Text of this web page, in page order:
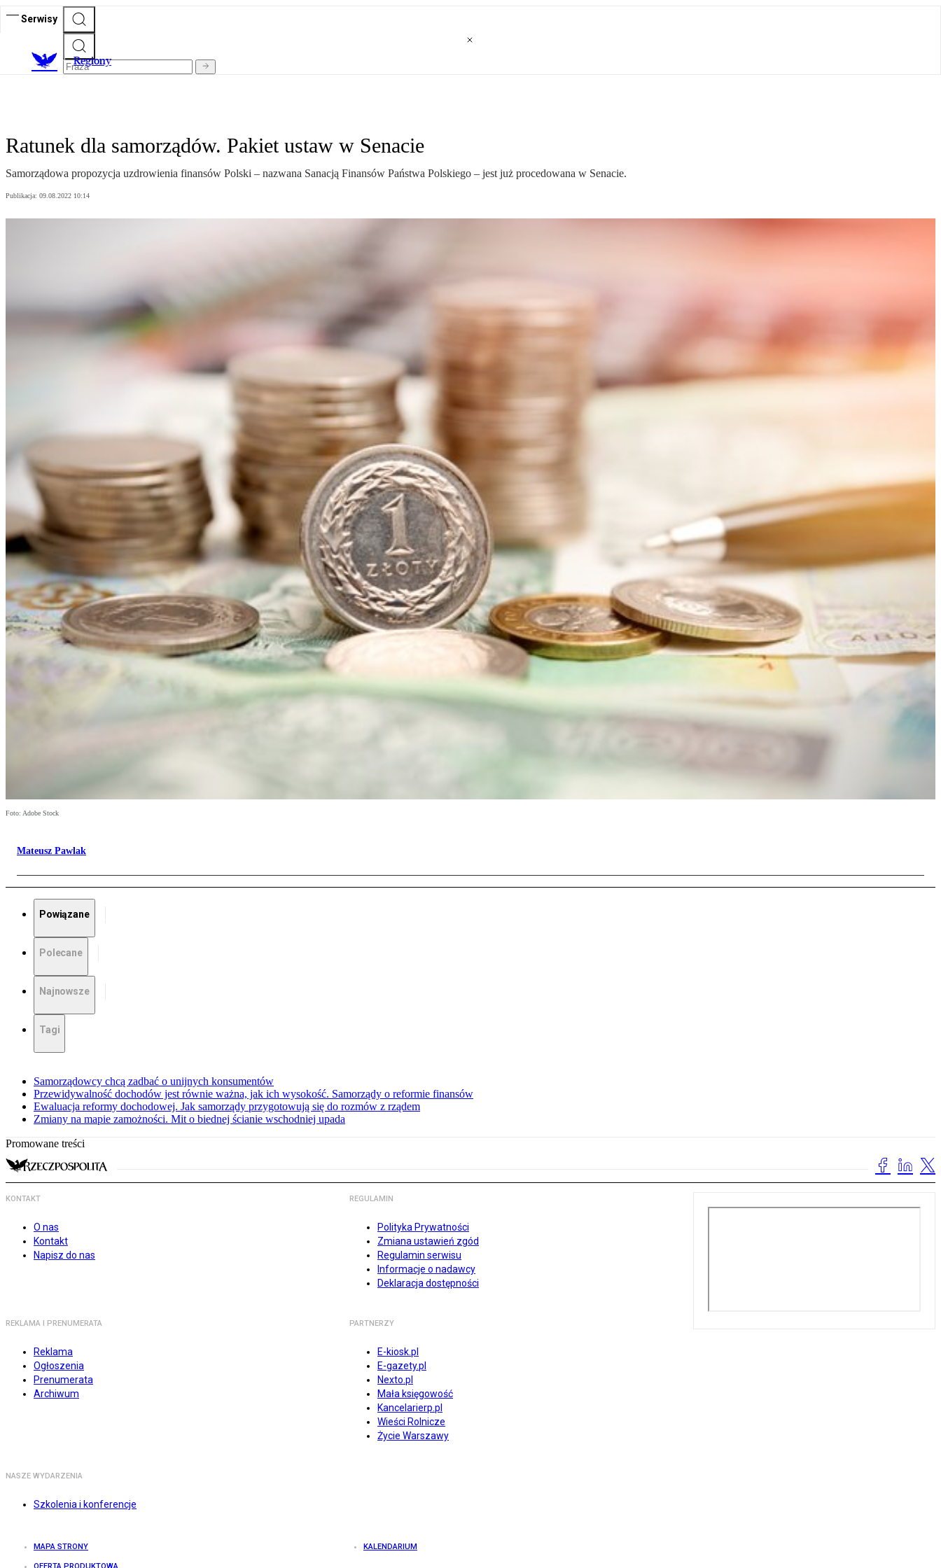
Serwisy
Regiony
Ratunek dla samorządów. Pakiet ustaw w Senacie
Samorządowa propozycja uzdrowienia finansów Polski – nazwana Sanacją Finansów Państwa Polskiego – jest już procedowana w Senacie.
Publikacja: 09.08.2022 10:14
Foto: Adobe Stock
Mateusz Pawlak
Powiązane
Polecane
Najnowsze
Tagi
Samorządowcy chcą zadbać o unijnych konsumentów
Przewidywalność dochodów jest równie ważna, jak ich wysokość. Samorządy o reformie finansów
Ewaluacja reformy dochodowej. Jak samorządy przygotowują się do rozmów z rządem
Zmiany na mapie zamożności. Mit o biednej ścianie wschodniej upada
Promowane treści
KONTAKT
O nas
Kontakt
Napisz do nas
REGULAMIN
Polityka Prywatności
Zmiana ustawień zgód
Regulamin serwisu
Informacje o nadawcy
Deklaracja dostępności
REKLAMA I PRENUMERATA
Reklama
Ogłoszenia
Prenumerata
Archiwum
PARTNERZY
E-kiosk.pl
E-gazety.pl
Nexto.pl
Mała księgowość
Kancelarierp.pl
Wieści Rolnicze
Życie Warszawy
NASZE WYDARZENIA
Szkolenia i konferencje
MAPA STRONY KALENDARIUM